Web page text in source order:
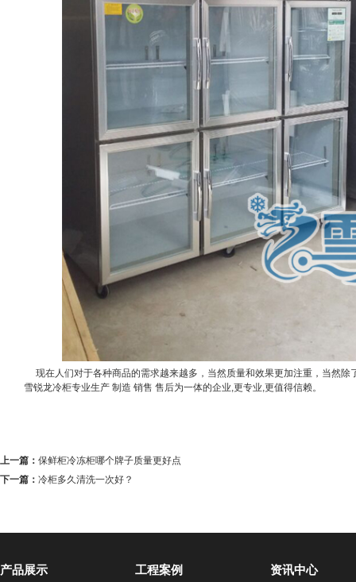
现在人们对于各种商品的需求越来越多，当然质量和效果更加注重，当然除
雪锐龙冷柜专业生产 制造 销售 售后为一体的企业,更专业,更值得信赖。
上一篇： 保鲜柜冷冻柜哪个牌子质量更好点
下一篇： 冷柜多久清洗一次好？
产品展示 工程案例 资讯中心